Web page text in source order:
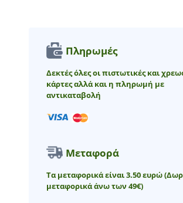
Πληρωμές
Δεκτές όλες οι πιστωτικές και
κάρτες αλλά και η πληρωμή με
αντικαταβολή
Μεταφορά
Τα μεταφορικά είναι 3.50 ευρώ
μεταφορικά άνω των 49€)